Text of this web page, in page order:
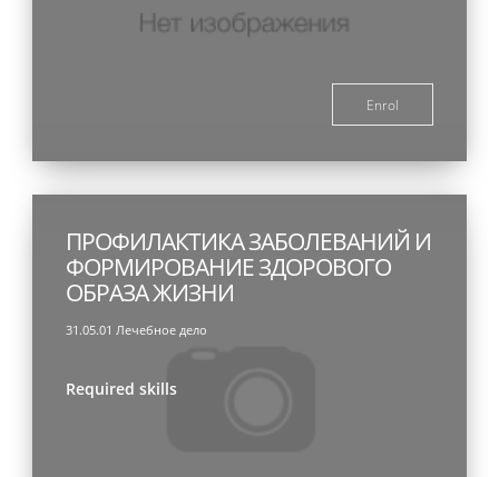
Enrol
ПРОФИЛАКТИКА ЗАБОЛЕВАНИЙ И
ФОРМИРОВАНИЕ ЗДОРОВОГО
ОБРАЗА ЖИЗНИ
31.05.01 Лечебное дело
Required skills